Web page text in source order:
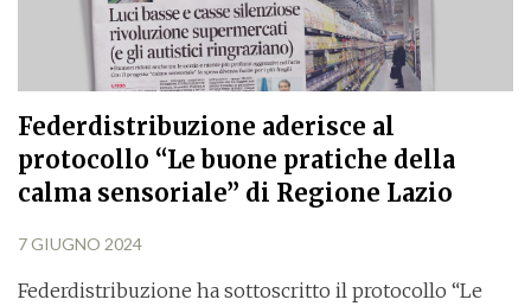
Federdistribuzione aderisce al
protocollo “Le buone pratiche della
calma sensoriale” di Regione Lazio
7 GIUGNO 2024
Federdistribuzione ha sottoscritto il protocollo “Le